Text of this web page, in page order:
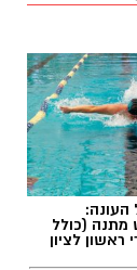
משרד
Protein
ראשון
מתנה (כולל
ראשון לציון